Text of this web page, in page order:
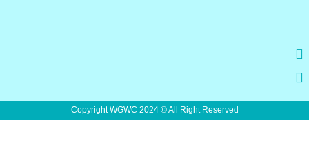
Copyright WGWC 2024 © All Right Reserved